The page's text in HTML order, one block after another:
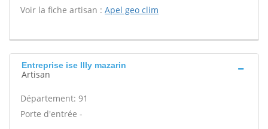
Voir la fiche artisan : Apel geo clim
Entreprise ise Illy mazarin
Artisan
Département: 91
Porte d'entrée -